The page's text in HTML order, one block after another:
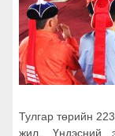
Тулгар төрийн
жил, Үндэсний